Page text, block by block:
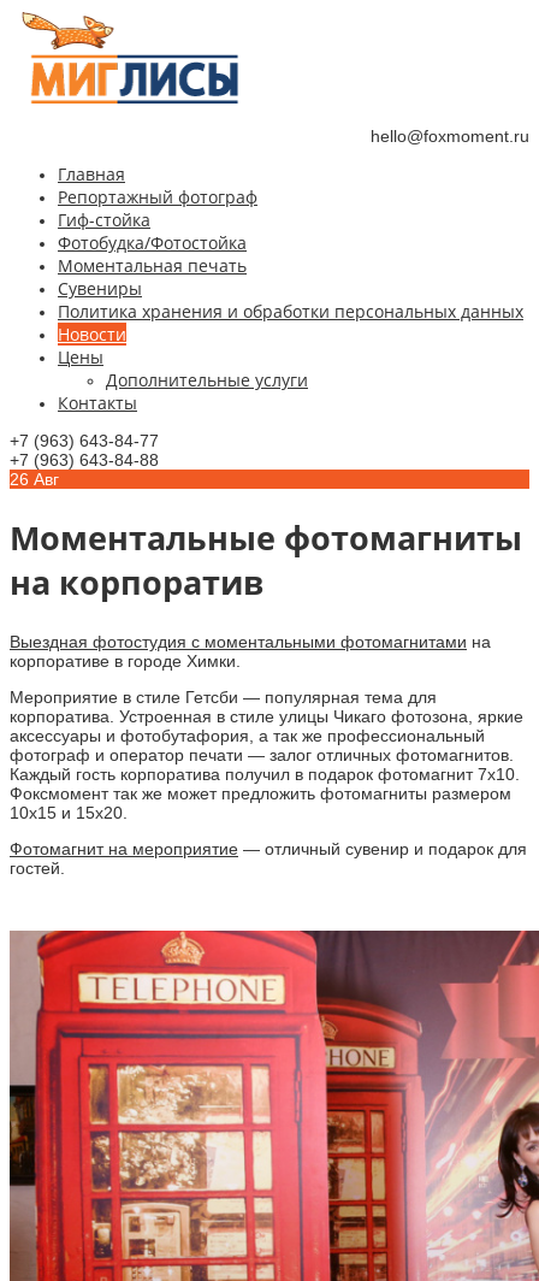
hello@foxmoment.ru
Главная
Репортажный фотограф
Гиф-стойка
Фотобудка/Фотостойка
Моментальная печать
Сувениры
Политика хранения и обработки персональных данных
Новости
Цены
Дополнительные услуги
Контакты
+7 (963) 643-84-77
+7 (963) 643-84-88
26 Авг
Моментальные фотомагниты
на корпоратив
Выездная фотостудия с моментальными фотомагнитами на
корпоративе в городе Химки.
Мероприятие в стиле Гетсби — популярная тема для
корпоратива. Устроенная в стиле улицы Чикаго фотозона, яркие
аксессуары и фотобутафория, а так же профессиональный
фотограф и оператор печати — залог отличных фотомагнитов.
Каждый гость корпоратива получил в подарок фотомагнит 7х10.
Фоксмомент так же может предложить фотомагниты размером
10х15 и 15х20.
Фотомагнит на мероприятие — отличный сувенир и подарок для
гостей.